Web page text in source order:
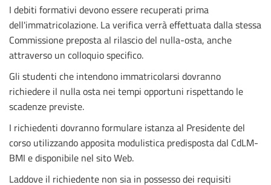
I debiti formativi devono essere recuperati prima
dell'immatricolazione. La verifica verrà effettuata dalla stessa
Commissione preposta al rilascio del nulla-osta, anche
attraverso un colloquio specifico.
Gli studenti che intendono immatricolarsi dovranno
richiedere il nulla osta nei tempi opportuni rispettando le
scadenze previste.
I richiedenti dovranno formulare istanza al Presidente del
corso utilizzando apposita modulistica predisposta dal CdLM-
BMI e disponibile nel sito Web.
Laddove il richiedente non sia in possesso dei requisiti